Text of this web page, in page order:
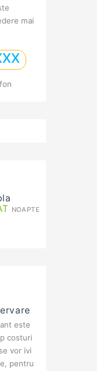
mai
NOAPTE
este
costuri
vor ivi
pentru